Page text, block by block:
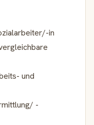
in
und
-